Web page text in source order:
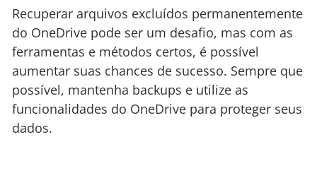
Recuperar arquivos excluídos permanentemente
do OneDrive pode ser um desafio, mas com as
ferramentas e métodos certos, é possível
aumentar suas chances de sucesso. Sempre que
possível, mantenha backups e utilize as
funcionalidades do OneDrive para proteger seus
dados.